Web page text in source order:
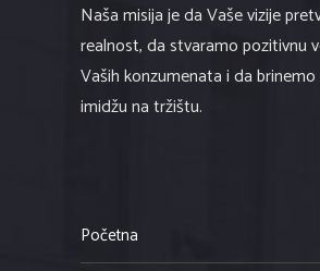
Naša misija je da Vaše vizije
realnost, da stvaramo pozitivnu
Vaših konzumenata i da
imidžu na tržištu.
Početna